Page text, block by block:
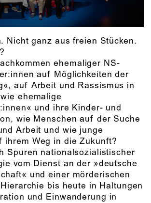
Nicht ganz aus freien Stücken.
ehemaliger NS-
auf Möglich­kei­ten der
auf Arbeit und Rassismus in
ehemalige
und ihre Kinder- und
wie Menschen auf der Suche
Arbeit und wie junge
ihrem Weg in die Zukunft?
Spuren nationalsozialistischer
vom Dienst an der »deutsche
und einer mörderischen
bis heute in Haltungen
und Einwanderung in